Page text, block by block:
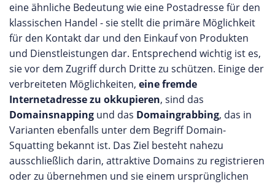
eine ähnliche Bedeutung wie eine Postadresse für den
klassischen Handel - sie stellt die primäre Möglichkeit
für den Kontakt dar und den Einkauf von Produkten
und Dienstleistungen dar. Entsprechend wichtig ist es,
sie vor dem Zugriff durch Dritte zu schützen. Einige der
verbreiteten Möglichkeiten, eine fremde
Internetadresse zu okkupieren, sind das
Domainsnapping und das Domaingrabbing, das in
Varianten ebenfalls unter dem Begriff Domain-
Squatting bekannt ist. Das Ziel besteht nahezu
ausschließlich darin, attraktive Domains zu registrieren
oder zu übernehmen und sie einem ursprünglichen